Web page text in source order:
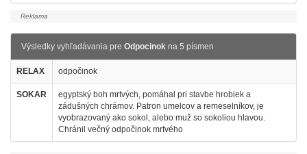
Výsledky vyhľadávania pre Odpocinok na 5 písmen
RELAX odpočinok
SOKAR
egyptský boh mrtvých, pomáhal pri stavbe hrobiek a
zádušných chrámov. Patron umelcov a remeselníkov, je
vyobrazovaný ako sokol, alebo muž so sokoliou hlavou.
Chránil večný odpočinok mrtvého